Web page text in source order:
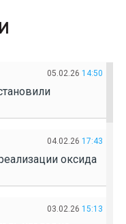
05.02.26 14:50
04.02.26 17:43
оксида
03.02.26 15:13